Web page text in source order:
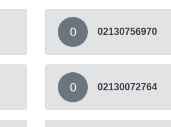
0 02130756970
0 02130072764